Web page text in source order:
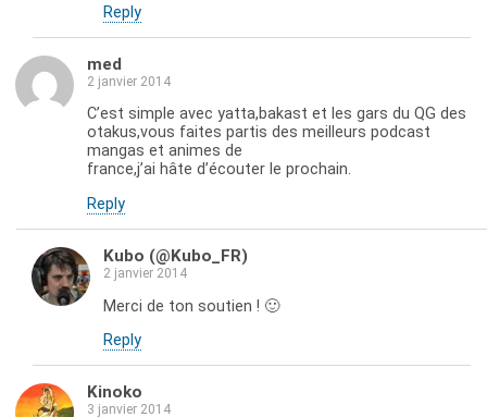
Reply
med
2 janvier 2014
C’est simple avec yatta,bakast et les gars du QG des
otakus,vous faites partis des meilleurs podcast
mangas et animes de
france,j’ai hâte d’écouter le prochain.
Reply
Kubo (@Kubo_FR)
2 janvier 2014
Merci de ton soutien ! 🙂
Reply
Kinoko
3 janvier 2014